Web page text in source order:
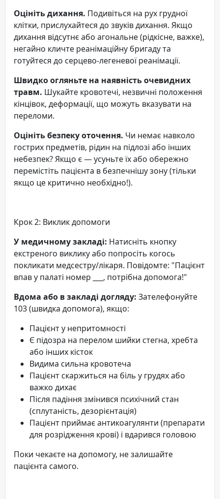
Оцініть дихання. Подивіться на рух грудної
клітки, прислухайтеся до звуків дихання. Якщо
дихання відсутнє або агональне (рідкісне, важке),
негайно кличте реанімаційну бригаду та
готуйтеся до серцево-легеневої реанімації.
Швидко огляньте на наявність очевидних
травм. Шукайте кровотечі, незвичні положення
кінцівок, деформації, що можуть вказувати на
переломи.
Оцініть безпеку оточення. Чи немає навколо
гострих предметів, рідин на підлозі або інших
небезпек? Якщо є — усуньте їх або обережно
перемістіть пацієнта в безпечнішу зону (тільки
якщо це критично необхідно!).
Крок 2: Виклик допомоги
У медичному закладі: Натисніть кнопку
екстреного виклику або попросіть когось
покликати медсестру/лікаря. Повідомте: "Пацієнт
впав у палаті номер ___, потрібна допомога!"
Вдома або в закладі догляду: Зателефонуйте
103 (швидка допомога), якщо:
Пацієнт у непритомності
Є підозра на перелом шийки стегна, хребта
або інших кісток
Видима сильна кровотеча
Пацієнт скаржиться на біль у грудях або
важко дихає
Після падіння змінився психічний стан
(сплутаність, дезорієнтація)
Пацієнт приймає антикоагулянти (препарати
для розрідження крові) і вдарився головою
Поки чекаєте на допомогу, не залишайте
пацієнта самого.